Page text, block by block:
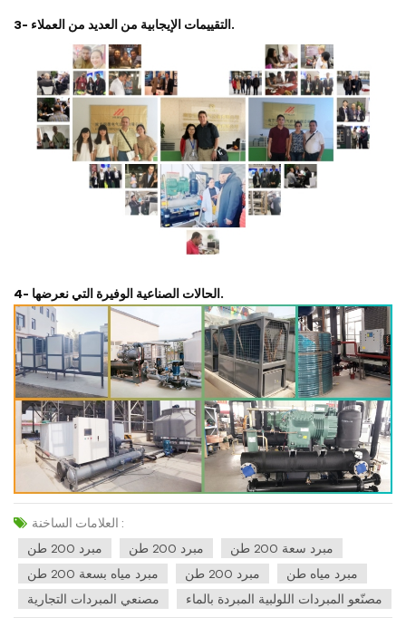
3- التقييمات الإيجابية من العديد من العملاء.
4- الحالات الصناعية الوفيرة التي نعرضها.
العلامات الساخنة :
مبرد 200 طن
مبرد 200 طن
مبرد سعة 200 طن
مبرد مياه بسعة 200 طن
مبرد 200 طن
مبرد مياه طن
مصنعي المبردات التجارية
مصنّعو المبردات اللولبية المبردة بالماء